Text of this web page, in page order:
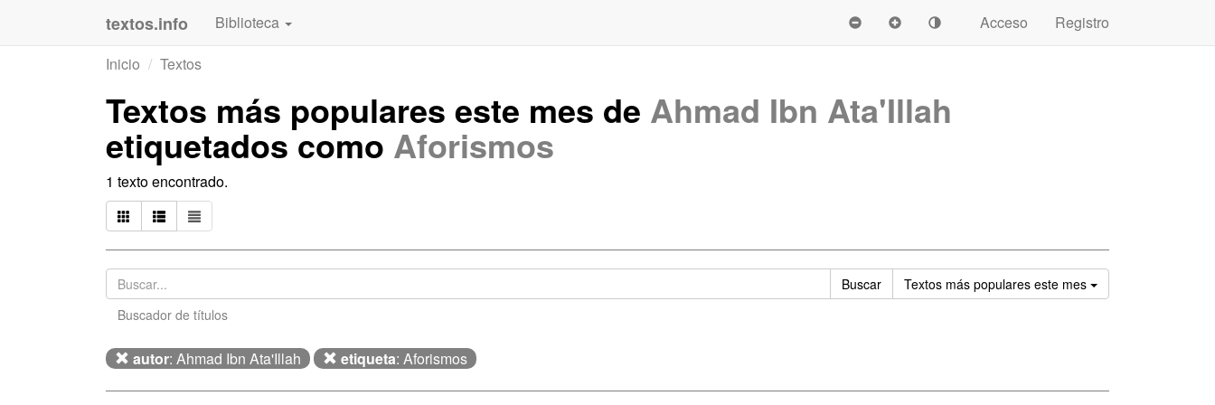
textos.info Biblioteca Acceso
Registro
Inicio
Textos
Textos más populares este mes de Ahmad Ibn Ata'Illah
etiquetados como Aforismos
1 texto encontrado.
Buscar Textos más populares este mes Ordenar
Buscador de títulos
autor: Ahmad Ibn Ata'Illah etiqueta: Aforismos